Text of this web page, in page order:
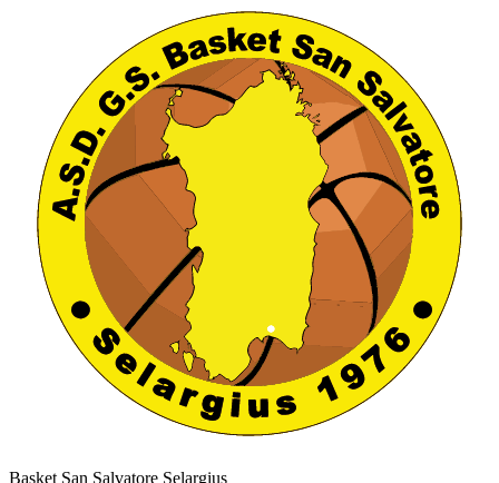
Basket San Salvatore Selargius